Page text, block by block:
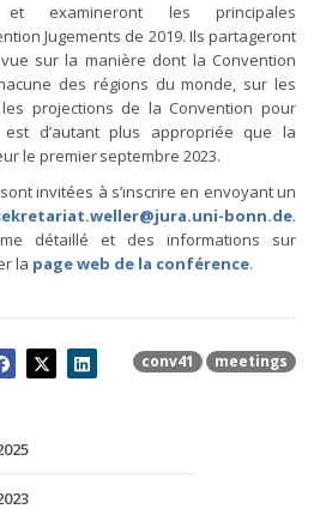
et examineront les principales
Jugements de 2019. Ils partageront
sur la manière dont la Convention
des régions du monde, sur les
projections de la Convention pour
d’autant plus appropriée que la
le premier septembre 2023.
invitées à s’inscrire en envoyant un
bonn.de.
détaillé et des informations sur
la page web de la conférence.
conv41 meetings